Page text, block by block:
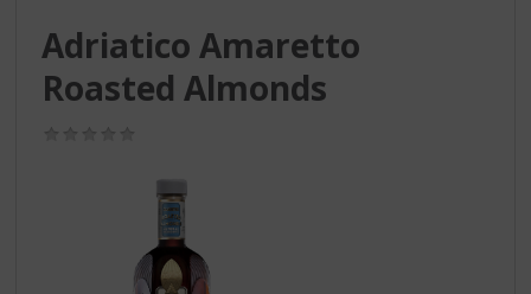
Adriatico Amaretto
Roasted Almonds